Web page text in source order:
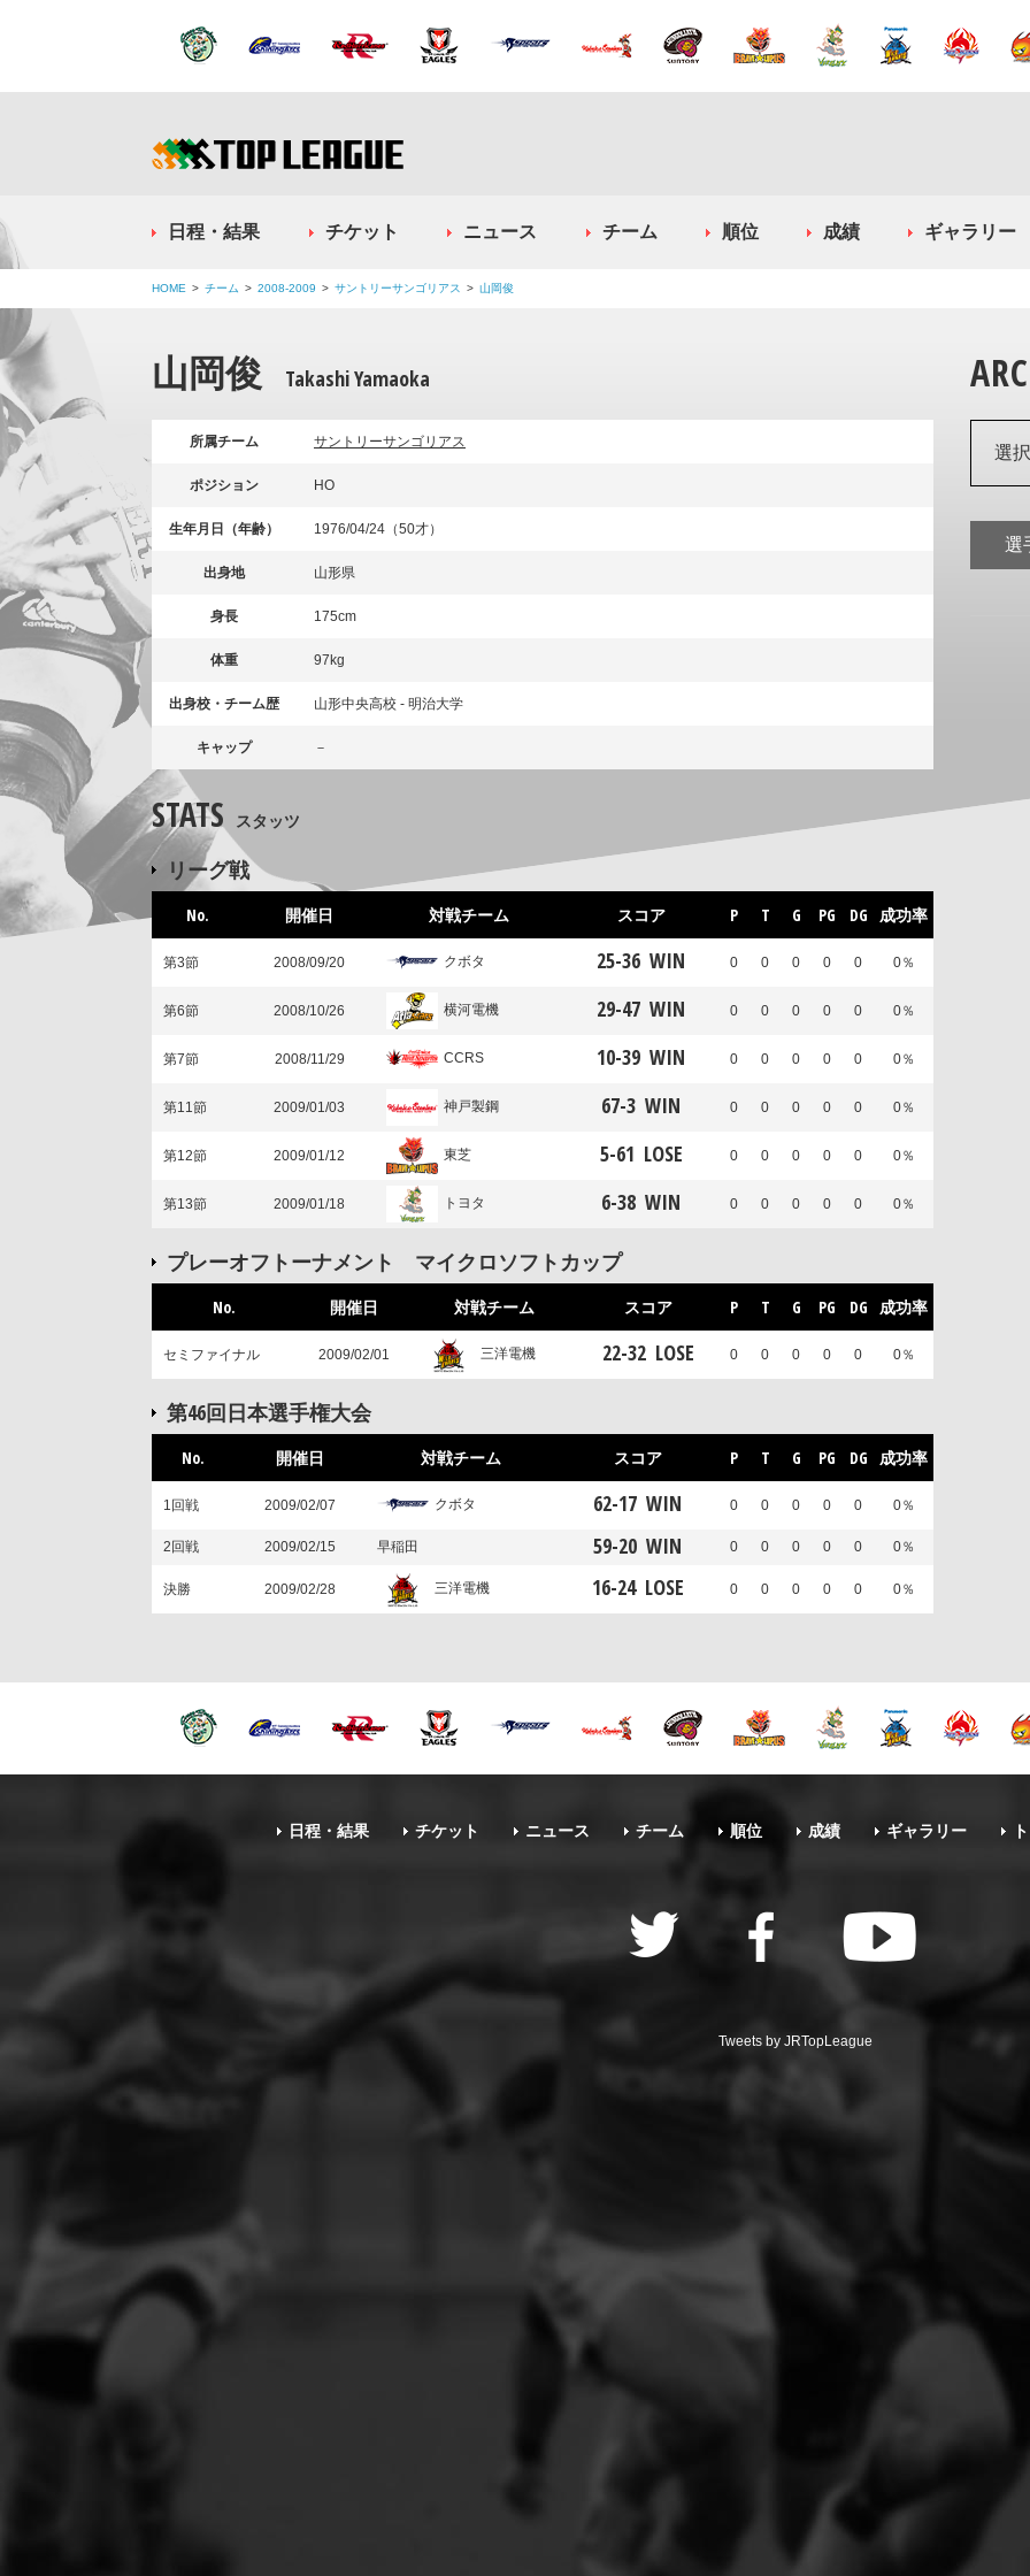
日程・結果 チケット ニュース チーム 順位 成績 ギャラリー
HOME チーム 2008-2009 サントリーサンゴリアス 山岡俊
山岡俊 Takashi Yamaoka
所属チーム サントリーサンゴリアス
ポジション HO
生年月日（年齢） 1976/04/24（50才）
出身地 山形県
身長 175cm
体重 97kg
出身校・チーム歴 山形中央高校 - 明治大学
キャップ －
STATS スタッツ
リーグ戦
No. 開催日 対戦チーム スコア P T G PG DG 成功率
第3節 2008/09/20 クボタ 25-36 WIN 0 0 0 0 0 0％
第6節 2008/10/26 横河電機 29-47 WIN 0 0 0 0 0 0％
第7節 2008/11/29 CCRS 10-39 WIN 0 0 0 0 0 0％
第11節 2009/01/03 神戸製鋼 67-3 WIN 0 0 0 0 0 0％
第12節 2009/01/12 東芝 5-61 LOSE 0 0 0 0 0 0％
第13節 2009/01/18 トヨタ 6-38 WIN 0 0 0 0 0 0％
プレーオフトーナメント マイクロソフトカップ
No. 開催日 対戦チーム スコア P T G PG DG 成功率
セミファイナル 2009/02/01 三洋電機 22-32 LOSE 0 0 0 0 0 0％
第46回日本選手権大会
No. 開催日 対戦チーム スコア P T G PG DG 成功率
1回戦 2009/02/07 クボタ 62-17 WIN 0 0 0 0 0 0％
2回戦 2009/02/15 早稲田 59-20 WIN 0 0 0 0 0 0％
決勝 2009/02/28 三洋電機 16-24 LOSE 0 0 0 0 0 0％
選
選
日程・結果 チケット ニュース チーム 順位 成績 ギャラリー
Tweets by JRTopLeague